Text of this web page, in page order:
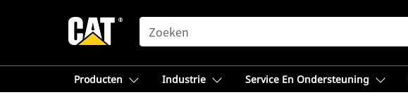
SEARCH
Producten Industrie Service En Ondersteuning